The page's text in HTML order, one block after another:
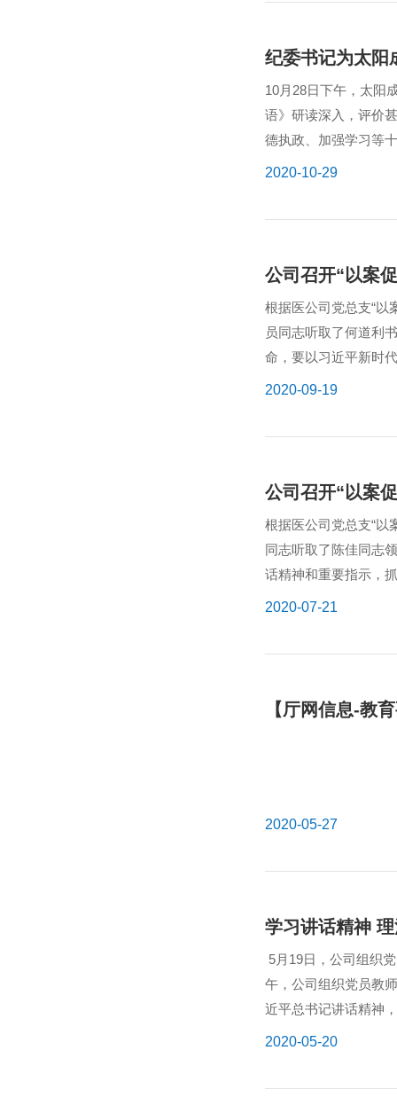
纪委书记为太
10月28日下午，太阳
语》研读深入，评价
德执政、加强学习等
之心，每个人都...
2020-10-29
公司召开“以案
根据医公司党总支“以
员同志听取了何道利
命，要以习近平新时
2020-09-19
公司召开“以案
根据医公司党总支“以
同志听取了陈佳同志
话精神和重要指示，
2020-07-21
【厅网信息-教
2020-05-27
学习讲话精神
5月19日，公司组织
午，公司组织党员教
近平总书记讲话精神
员教师如期相约在工
2020-05-20